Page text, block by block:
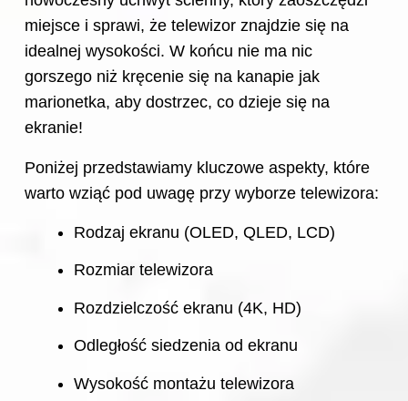
miejsce i sprawi, że telewizor znajdzie się na
idealnej wysokości. W końcu nie ma nic
gorszego niż kręcenie się na kanapie jak
marionetka, aby dostrzec, co dzieje się na
ekranie!
Poniżej przedstawiamy kluczowe aspekty, które
warto wziąć pod uwagę przy wyborze telewizora:
Rodzaj ekranu (OLED, QLED, LCD)
Rozmiar telewizora
Rozdzielczość ekranu (4K, HD)
Odległość siedzenia od ekranu
Wysokość montażu telewizora